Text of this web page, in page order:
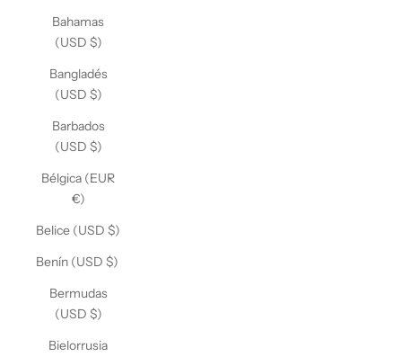
Bahamas
(USD $)
Bangladés
(USD $)
Barbados
(USD $)
Bélgica (EUR
€)
Belice (USD $)
Benín (USD $)
Bermudas
(USD $)
Bielorrusia